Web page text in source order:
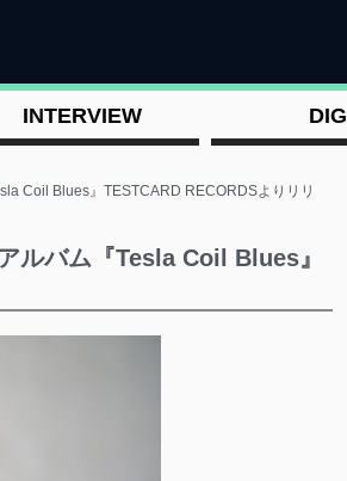
INTERVIEW DIG
Coil Blues』TESTCARD RECORDSよりリリ
ルバム『Tesla Coil Blues』